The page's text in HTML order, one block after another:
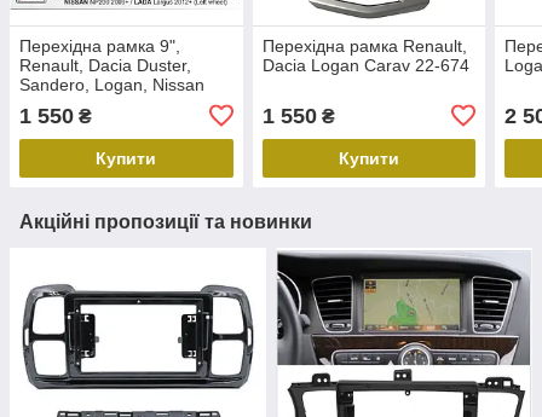
Перехідна рамка 9",
Renault, Dacia Duster,
Sandero, Logan, Nissan
1 550 ₴
Купити
Перехідна рамка Renault,
Dacia Logan Carav 22-674
1 550₴
Купити
2
Акційні пропозиції та новинки